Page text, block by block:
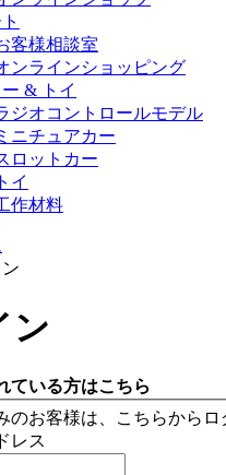
客様相談室
ンラインショッピング
& トイ
ジオコントロールモデル
ニチュアカー
ロットカー
トイ
作材料
ン
ている方はこちら
のお客様は、こちらからロ
レス